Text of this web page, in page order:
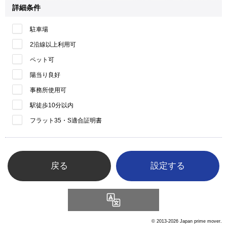
詳細条件
駐車場
2沿線以上利用可
ペット可
陽当り良好
事務所使用可
駅徒歩10分以内
フラット35・S適合証明書
戻る
© 2013-2026 Japan prime mover.